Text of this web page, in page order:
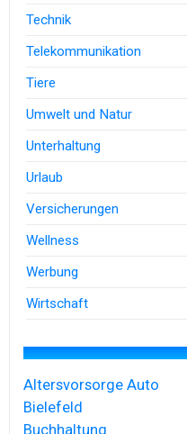
Technik
Telekommunikation
Tiere
Umwelt und Natur
Unterhaltung
Urlaub
Versicherungen
Wellness
Werbung
Wirtschaft
Altersvorsorge Auto
Bielefeld
Buchhaltung